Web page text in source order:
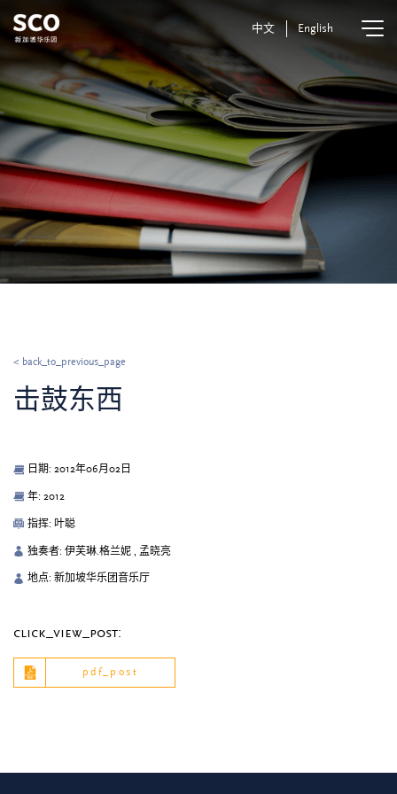
中文 English
< back_to_previous_page
击鼓东西
日期: 2012年06月02日
年: 2012
指挥: 叶聪
独奏者: 伊芙琳.格兰妮 , 孟晓亮
地点: 新加坡华乐团音乐厅
click_view_post:
pdf_post